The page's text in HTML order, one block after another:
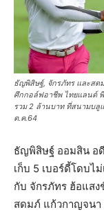
ธัญพิสิษฐ์, จักรภัทร และสด
ศึกกอล์ฟอาชีพ ไทยแลนด์ พี
รวม 2 ล้านบาท ที่สนามบลู
ต.ค.64
ธัญพิสิษฐ์ ออมสิน อ
เก็บ 5 เบอร์ดี้โดบไ
กับ จักรภัทร ฮ้อแส
สดมภ์ แก้วกาญจนา